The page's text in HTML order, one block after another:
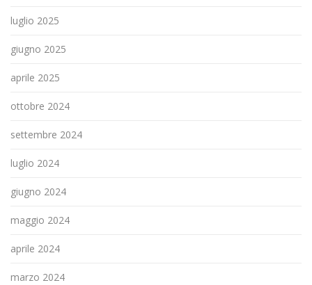
luglio 2025
giugno 2025
aprile 2025
ottobre 2024
settembre 2024
luglio 2024
giugno 2024
maggio 2024
aprile 2024
marzo 2024